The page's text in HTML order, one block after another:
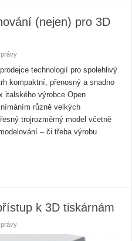
(nejen) pro 3D
technologií pro spolehlivý
kompaktní, přenosný a snadno
italského výrobce Open
různě velkých
trojrozměrný model včetně
– či třeba výrobu
k 3D tiskárnám